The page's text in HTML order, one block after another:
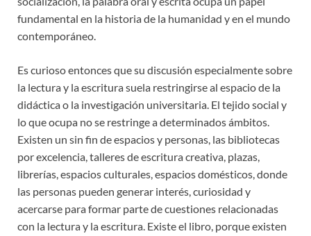
fundamental en la historia de la humanidad y en el mundo
contemporáneo.
Es curioso entonces que su discusión especialmente sobre
la lectura y la escritura suela restringirse al espacio de la
didáctica o la investigación universitaria. El tejido social y
lo que ocupa no se restringe a determinados ámbitos.
Existen un sin fin de espacios y personas, las bibliotecas
por excelencia, talleres de escritura creativa, plazas,
librerías, espacios culturales, espacios domésticos, donde
las personas pueden generar interés, curiosidad y
acercarse para formar parte de cuestiones relacionadas
con la lectura y la escritura. Existe el libro, porque existen